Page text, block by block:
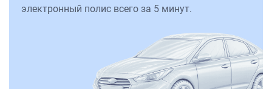
электронный полис всего за 5 минут.